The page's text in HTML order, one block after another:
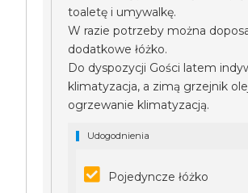
toaletę i umywalkę.
W razie potrzeby można
dodatkowe łóżko.
Do dyspozycji Gości latem
klimatyzacja, a zimą grzejnik
ogrzewanie klimatyzacją.
Udogodnienia
Pojedyncze łóżko